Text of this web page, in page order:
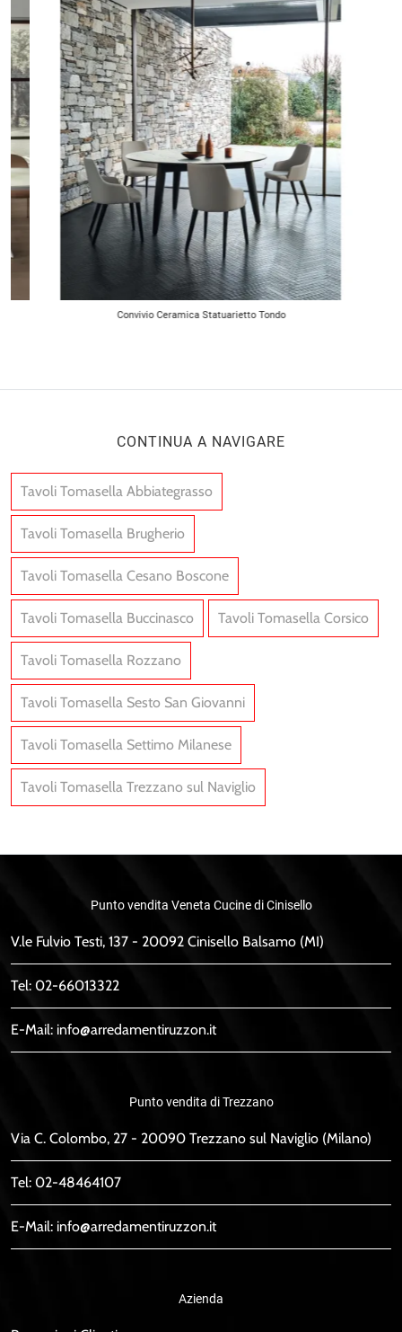
Convivio Ceramica Statuarietto Tondo
CONTINUA A NAVIGARE
Tavoli Tomasella Abbiategrasso
Tavoli Tomasella Brugherio
Tavoli Tomasella Cesano Boscone
Tavoli Tomasella Buccinasco Tavoli Tomasella Corsico
Tavoli Tomasella Rozzano
Tavoli Tomasella Sesto San Giovanni
Tavoli Tomasella Settimo Milanese
Tavoli Tomasella Trezzano sul Naviglio
Punto vendita Veneta Cucine di Cinisello
V.le Fulvio Testi, 137 - 20092 Cinisello Balsamo (MI)
Tel: 02-66013322
E-Mail: info@arredamentiruzzon.it
Punto vendita di Trezzano
Via C. Colombo, 27 - 20090 Trezzano sul Naviglio (Milano)
Tel: 02-48464107
E-Mail: info@arredamentiruzzon.it
Azienda